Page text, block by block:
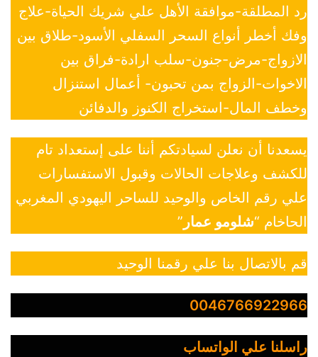
رد المطلقة-موافقة الأهل علي شريك الحياة-علاج
وفك أخطر أنواع السحر السفلي الأسود-طلاق بين
الازواج-مرض-جنون-سلب ارادة-فراق بين
الاخوات-الزواج بمن تحبون- أعمال استنزال
وخطف المال-استخراج الكنوز والدفائن
يسعدنا أن نعلن لسيادتكم أننا على إستعداد تام
للكشف وعلاجات الحالات وقبول الاستفسارات
علي رقم الخاص والوحيد للساحر اليهودي المغربي
الحاخام “شلومو عمار ”
قم بالاتصال بنا علي رقمنا الوحيد
0046766922966
راسلنا علي الواتساب